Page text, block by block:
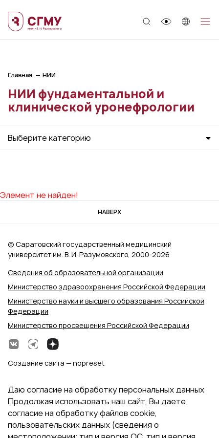
Главная НИИ
НИИ фундаментальной и
клинической уронефрологии
Выберите категорию
Элемент не найден!
НАВЕРХ
Сведения об образовательной организации
Министерство здравоохранения Российской Федерации
Министерство науки и высшего образования Российской
Федерации
Министерство просвещения Российской Федерации
© Саратовский государственный медицинский
университет им. В. И. Разумовского, 2000‑2026
Создание сайта — nopreset
Даю согласие на обработку персональных данных
Продолжая использовать наш сайт, Вы даете
согласие на обработку файлов cookie,
пользовательских данных (сведения о